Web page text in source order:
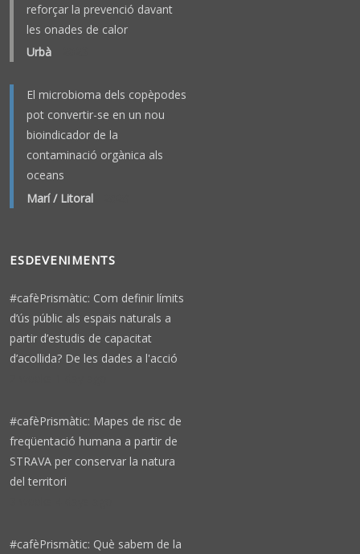
reforçar la prevenció davant
les onades de calor
Urbà
El microbioma dels copèpodes
pot convertir-se en un nou
bioindicador de la
contaminació orgànica als
oceans
Marí / Litoral
ESDEVENIMENTS
#cafèPrismàtic: Com definir límits
d’ús públic als espais naturals a
partir d’estudis de capacitat
d’acollida? De les dades a l'acció
#cafèPrismàtic: Mapes de risc de
freqüentació humana a partir de
STRAVA per conservar la natura
del territori
#cafèPrismàtic: Què sabem de la